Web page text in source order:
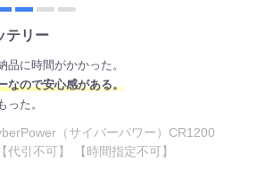
テリー
品に時間がかかった。
なので安心感がある。
った。
（サイバーパワー）CR1200
代引不可】 【時間指定不可】